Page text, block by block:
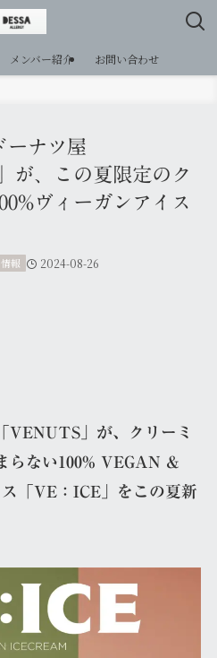
メンバー紹介 お問い合わせ
ーナツ屋
が、この夏限定のク
ヴィーガンアイス
報
2024-08-26
VENUTS」が、クリーミ
らない100% VEGAN &
「VE：ICE」をこの夏新